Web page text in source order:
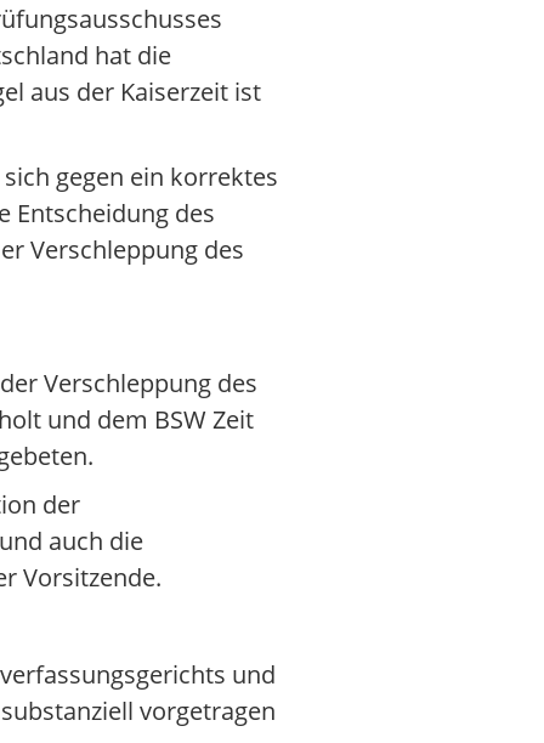
hat die
aus der Kaiserzeit ist
gegen ein korrektes
Entscheidung des
Verschleppung des
Verschleppung des
und dem BSW Zeit
der
auch die
Vorsitzende.
und
vorgetragen